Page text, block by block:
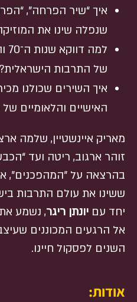
איך “שיר הפרחה”,
שנפלה שינו את
של התרבות הישראלית?
איך השירים שכולנו
האישיים והלאומיים של
מאריק איינשטיין, שלמה
זוהר ארגוב, ריטה ועד
בהרצאה על ״המהפכנים״,
ששינו את עולם התרבות
יחד עם יונתן ריגר, נשמע את
אל הרגעים המכוננים
השנים לפסקול חיינו.
אודות: